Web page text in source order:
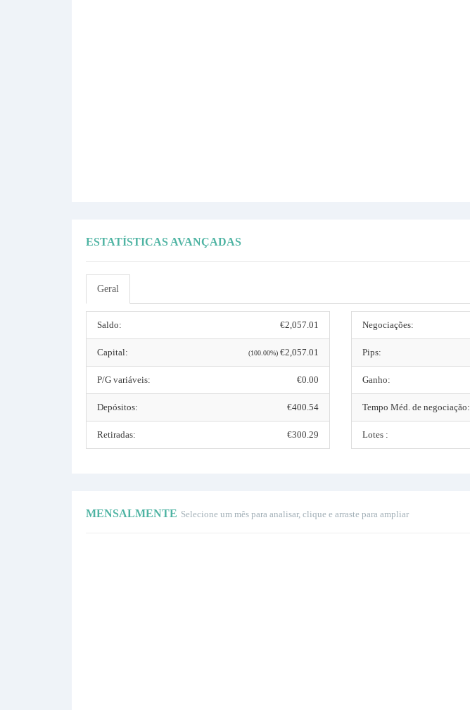
ESTATÍSTICAS AVANÇADAS
Geral
Saldo: €2,057.01
Capital: (100.00%)€2,057.01
P/G variáveis: €0.00
Depósitos: €400.54
Retiradas: €300.29
Negociações:
Pips:
Ganho:
Tempo Méd. de negociação:
Lotes :
MENSALMENTE Selecione um mês para analisar, clique e arraste para ampliar